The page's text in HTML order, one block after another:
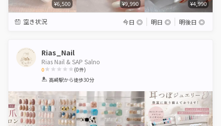
¥6,500 ¥9,990 ¥4,990
空き状況 今日 ◎ 明日 ◎ 明後日 ◎
Rias_Nail
Rias Nail & SAP Salno
0
1 2 3 4 5
(0件)
高崎駅から徒歩30分